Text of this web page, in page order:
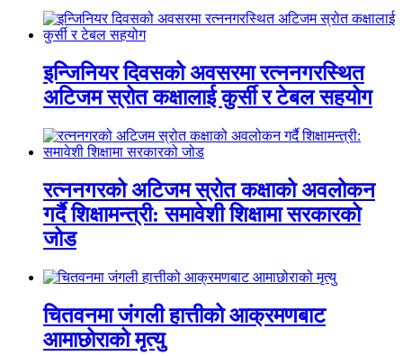
इन्जिनियर दिवसको अवसरमा रत्ननगरस्थित
अटिजम स्रोत कक्षालाई कुर्सी र टेबल सहयोग
रत्ननगरको अटिजम स्रोत कक्षाको अवलोकन
गर्दै शिक्षामन्त्री: समावेशी शिक्षामा सरकारको
जोड
चितवनमा जंगली हात्तीको आक्रमणबाट
आमाछोराको मृत्यु